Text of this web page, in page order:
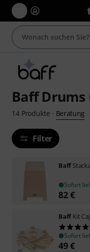
Baff Drums
14 Produkte · Beratung
Filter
Baff
Sofort
82€
Baff Kit
Sofort
49€